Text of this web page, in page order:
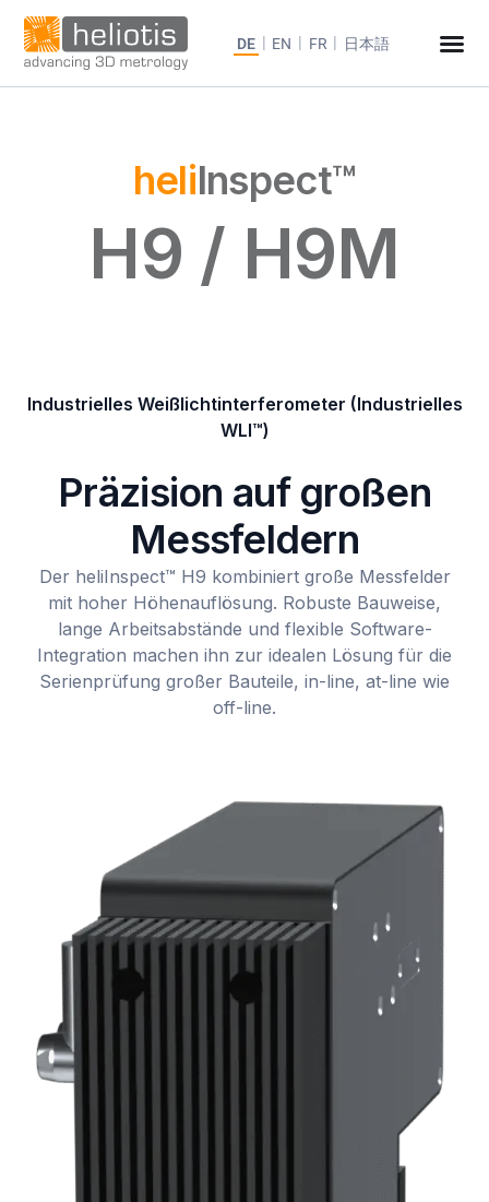
DE EN FR 日本語
heliInspect™
H9 / H9M
Industrielles Weißlichtinterferometer (Industrielles
WLI™)
Präzision auf großen
Messfeldern
Der heliInspect™ H9 kombiniert große Messfelder
mit hoher Höhenauflösung. Robuste Bauweise,
lange Arbeitsabstände und flexible Software-
Integration machen ihn zur idealen Lösung für die
Serienprüfung großer Bauteile, in-line, at-line wie
off-line.